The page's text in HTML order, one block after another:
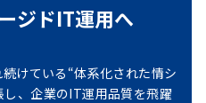
ジドIT運用へ
けている“体系化された情シ
し、企業のIT運用品質を飛躍